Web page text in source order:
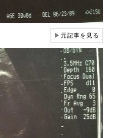
▶元記事を見る